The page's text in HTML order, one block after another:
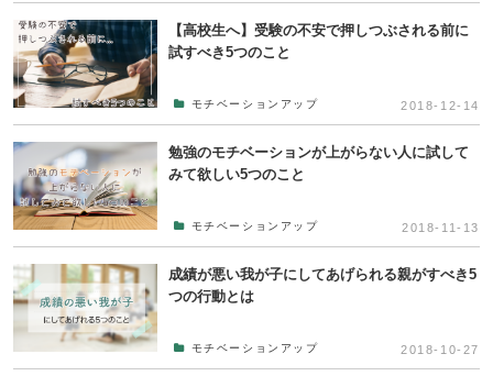
【高校生へ】受験の不安で押しつぶされる前に
試すべき5つのこと
モチベーションアップ 2018-12-14
勉強のモチベーションが上がらない人に試して
みて欲しい5つのこと
モチベーションアップ 2018-11-13
成績が悪い我が子にしてあげられる親がすべき5
つの行動とは
モチベーションアップ 2018-10-27